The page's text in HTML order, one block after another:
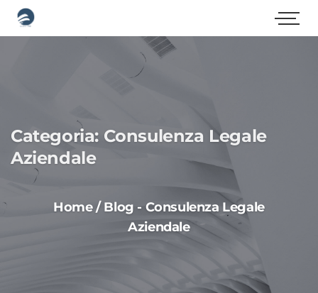
Categoria: Consulenza Legale
Aziendale
Home / Blog - Consulenza Legale
Aziendale